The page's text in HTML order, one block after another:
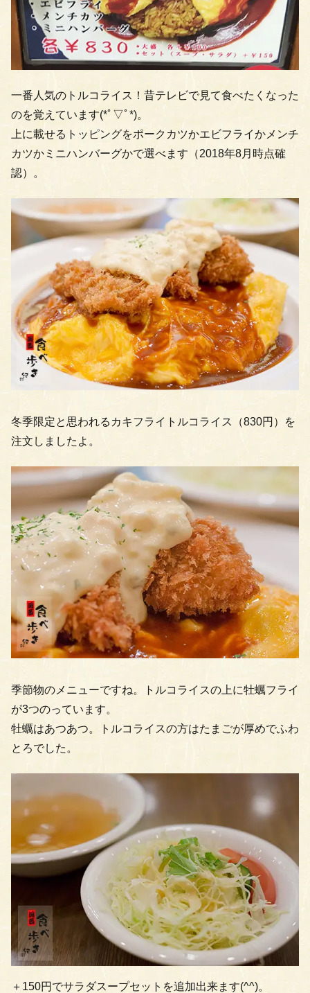
一番人気のトルコライス！昔テレビで見て食べたくなった
のを覚えています(*ﾟ▽ﾟ*)。
上に載せるトッピングをポークカツかエビフライかメンチ
カツかミニハンバーグかで選べます（2018年8月時点確
認）。
冬季限定と思われるカキフライトルコライス（830円）を
注文しましたよ。
季節物のメニューですね。トルコライスの上に牡蠣フライ
が3つのっています。
牡蠣はあつあつ。トルコライスの方はたまごが厚めでふわ
とろでした。
＋150円でサラダスープセットを追加出来ます(^^)。